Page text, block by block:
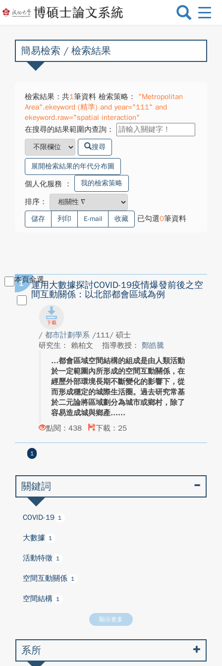
選
換
簡易檢索 / 檢索結果
檢索結果：共1筆資料 檢索策略：
"Metropolitan
Area".ekeyword (精準) and year="111" and
ekeyword.raw="spatial interaction"
在搜尋的結果範圍內查詢：
搜尋
展開檢索結果的年代分布圖
個人化服務 ： 我的檢索策略
排序：
儲存 列印 E-mail 收藏 已勾選0筆資料
本頁全選
1
運用大數據探討COVID-19疫情爆發前後之空
間互動關係：以北部都會區域為例
/ 都市計劃學系 /111/ 碩士
研究生： 賴柏文
指導教授： 鄭皓騰
都會區域空間結構的組成是由人類活動
於一定範圍內所形成的空間互動關係，在
經歷外部環境長期不斷變化的影響下，從
而形成穩定的城際生活圈。過去研究常基
於二元論將區域劃分為城市或鄉村，除了
容易造成城與鄉產...
點閱：438
下載：25
1
關鍵詞
COVID-19 1
大數據 1
活動特徵 1
空間互動關係 1
空間結構 1
顯示更多
系所